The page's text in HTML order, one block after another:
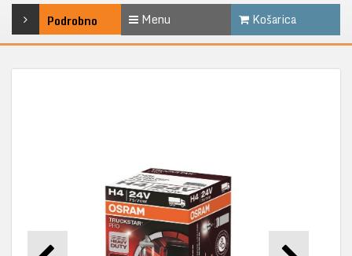
Podrobno Menu Košarica